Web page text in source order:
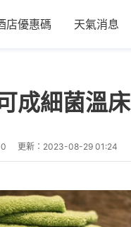
店優惠碼 天氣消息
成細菌溫
更新： 2023-08-29 01:24